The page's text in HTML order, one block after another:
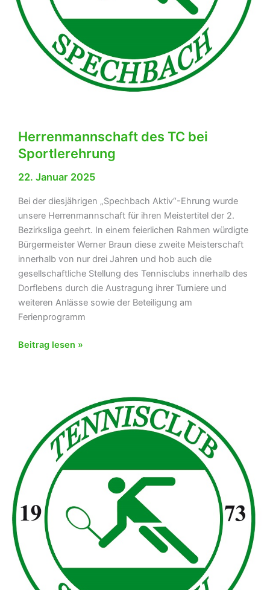
in
Spechbach
Herrenmannschaft des TC bei
Sportlerehrung
22. Januar 2025
Bei der diesjährigen „Spechbach Aktiv“-Ehrung wurde
unsere Herrenmannschaft für ihren Meistertitel der 2.
Bezirksliga geehrt. In einem feierlichen Rahmen würdigte
Bürgermeister Werner Braun diese zweite Meisterschaft
innerhalb von nur drei Jahren und hob auch die
gesellschaftliche Stellung des Tennisclubs innerhalb des
Dorflebens durch die Austragung ihrer Turniere und
weiteren Anlässe sowie der Beteiligung am
Ferienprogramm
Herrenmannschaft
Beitrag lesen »